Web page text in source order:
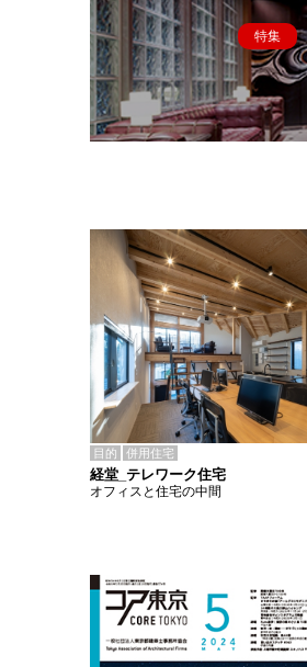
特集
目的 併用住宅
経堂_テレワーク住宅
オフィスと住宅の中間